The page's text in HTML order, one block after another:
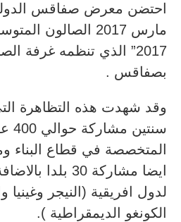
مارس 2017 الصالون
2017” الذي تنظمه غرفة
بصفاقس .
وقد شهدت هذه التظاهرة
المتخصصة في قطاع البناء
لدول افريقية (النيجر وغينيا
الكونغو الديمقراطية ).